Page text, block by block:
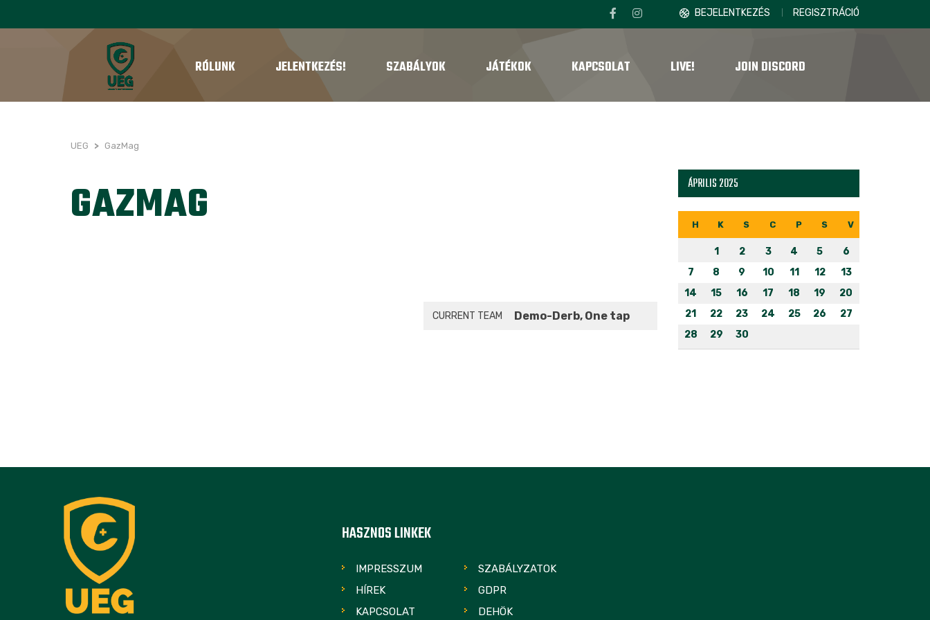
BEJELENTKEZÉS REGISZTRÁCIÓ
RÓLUNK JELENTKEZÉS! SZABÁLYOK JÁTÉKOK KAPCSOLAT LIVE! JOIN DISCORD
UEG > GazMag
GAZMAG
CURRENT TEAM Demo-Derb, One tap
ÁPRILIS 2025
H K S C P S V
1 2 3 4 5
6
7
8 9 10 11 12
13
14
15 16 17 18 19
20
21
22 23 24 25 26
27
28
29 30
HASZNOS LINKEK
IMPRESSZUM
SZABÁLYZATOK
HÍREK
GDPR
KAPCSOLAT
DEHÖK